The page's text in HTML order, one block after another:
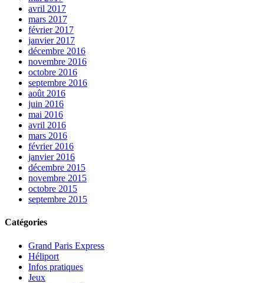
avril 2017
mars 2017
février 2017
janvier 2017
décembre 2016
novembre 2016
octobre 2016
septembre 2016
août 2016
juin 2016
mai 2016
avril 2016
mars 2016
février 2016
janvier 2016
décembre 2015
novembre 2015
octobre 2015
septembre 2015
Catégories
Grand Paris Express
Héliport
Infos pratiques
Jeux